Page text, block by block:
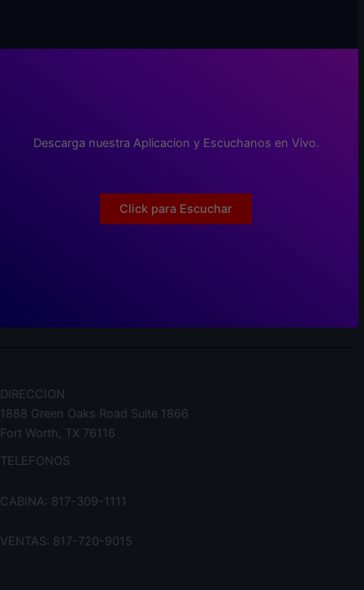
Descarga nuestra Aplicacion y Escuchanos en Vivo.
Click para Escuchar
DIRECCION
1888 Green Oaks Road Suite 1866
Fort Worth, TX 76116
TELEFONOS
CABINA: 817-309-1111
VENTAS: 817-720-9015